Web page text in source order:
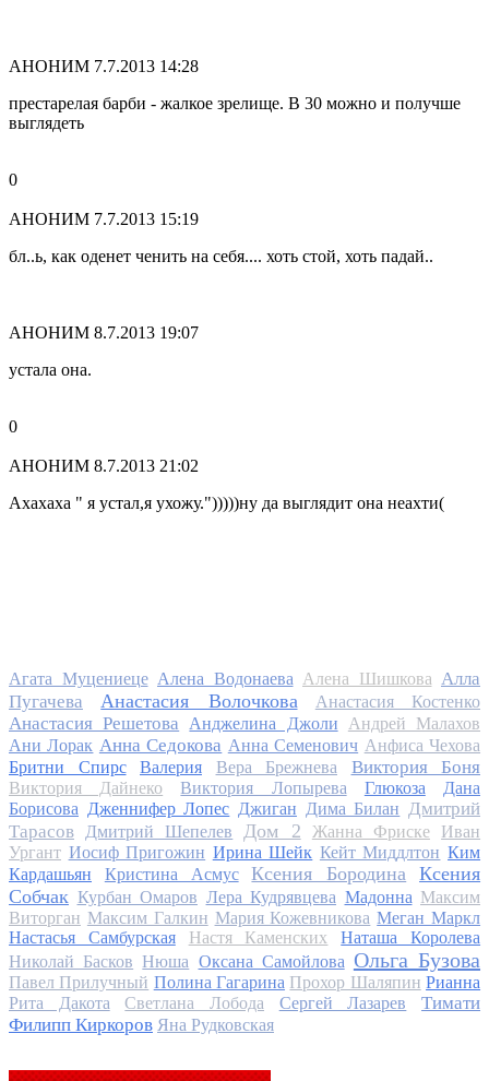
АНОНИМ 7.7.2013 14:28
престарелая барби - жалкое зрелище. В 30 можно и получше
выглядеть
0
АНОНИМ 7.7.2013 15:19
бл..ь, как оденет ченить на себя.... хоть стой, хоть падай..
АНОНИМ 8.7.2013 19:07
устала она.
0
АНОНИМ 8.7.2013 21:02
Ахахаха " я устал,я ухожу.")))))ну да выглядит она неахти(
Агата Муцениеце Алена Водонаева Алена Шишкова Алла
Пугачева
Анастасия Волочкова Анастасия Костенко
Анастасия Решетова Анджелина Джоли
Андрей Малахов
Ани Лорак Анна Седокова Анна Семенович Анфиса Чехова
Бритни Спирс
Валерия Вера Брежнева Виктория Боня
Виктория Дайнеко Виктория Лопырева Глюкоза
Дана
Борисова Дженнифер Лопес Джиган Дима Билан Дмитрий
Тарасов
Дмитрий Шепелев Дом 2 Жанна Фриске
Иван
Ургант Иосиф Пригожин Ирина Шейк Кейт Миддлтон Ким
Кардашьян
Кристина Асмус Ксения Бородина
Ксения
Собчак Курбан Омаров Лера Кудрявцева Мадонна Максим
Виторган Максим Галкин Мария Кожевникова Меган Маркл
Настасья Самбурская
Настя Каменских
Наташа Королева
Николай Басков Нюша Оксана Самойлова Ольга Бузова
Павел Прилучный Полина Гагарина Прохор Шаляпин Рианна
Рита Дакота
Светлана Лобода Сергей Лазарев
Тимати
Филипп Киркоров Яна Рудковская